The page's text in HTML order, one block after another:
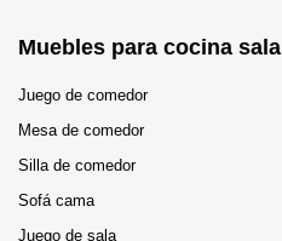
Muebles para cocina sala
Juego de comedor
Mesa de comedor
Silla de comedor
Sofá cama
Juego de sala